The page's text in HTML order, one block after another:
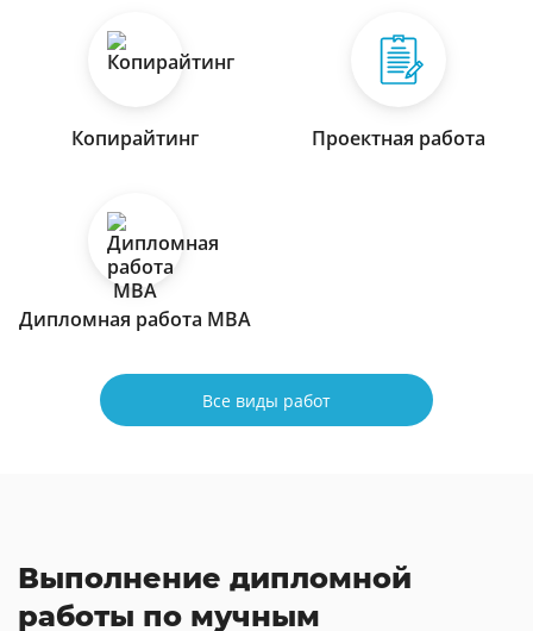
Копирайтинг Проектная работа
Дипломная работа МВА
Все виды работ
Выполнение дипломной
работы по мучным